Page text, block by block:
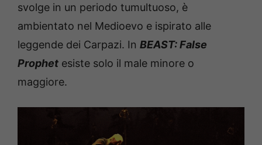
svolge in un periodo tumultuoso, è
ambientato nel Medioevo e ispirato alle
leggende dei Carpazi. In BEAST: False
Prophet esiste solo il male minore o
maggiore.